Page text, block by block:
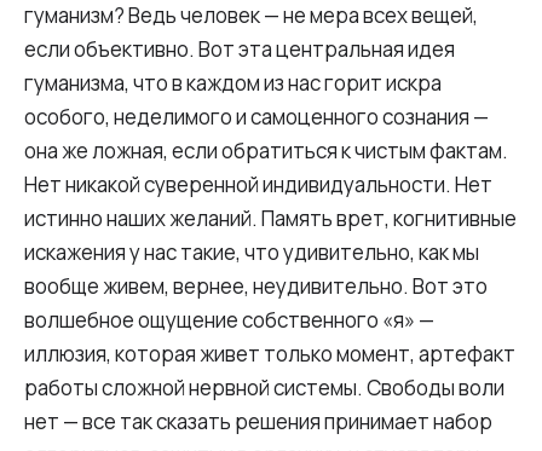
гуманизм? Ведь человек — не мера всех вещей,
если объективно. Вот эта центральная идея
гуманизма, что в каждом из нас горит искра
особого, неделимого и самоценного сознания —
она же ложная, если обратиться к чистым фактам.
Нет никакой суверенной индивидуальности. Нет
истинно наших желаний. Память врет, когнитивные
искажения у нас такие, что удивительно, как мы
вообще живем, вернее, неудивительно. Вот это
волшебное ощущение собственного «я» —
иллюзия, которая живет только момент, артефакт
работы сложной нервной системы. Свободы воли
нет — все так сказать решения принимает набор